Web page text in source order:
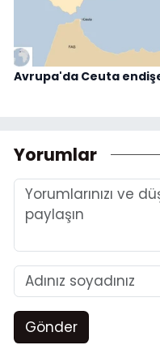
Avrupa'da Ceuta
Yorumlar
Gönder